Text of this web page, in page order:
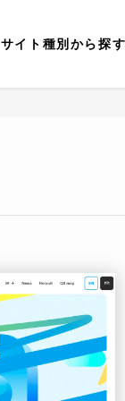
サイト種別から探